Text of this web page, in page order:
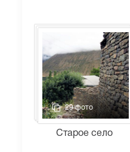
29 фото
Старое село